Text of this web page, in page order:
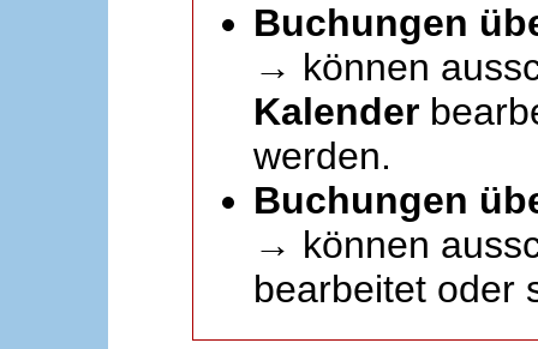
Buchungen
→ können
Kalender
werden.
Buchungen
→ können
bearbeitet oder